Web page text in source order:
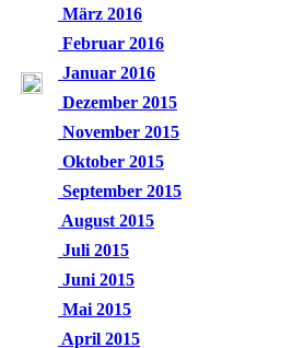
März 2016
Februar 2016
Januar 2016
Dezember 2015
November 2015
Oktober 2015
September 2015
August 2015
Juli 2015
Juni 2015
Mai 2015
April 2015